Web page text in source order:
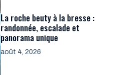
La roche beuty à la bresse :
randonnée, escalade et
panorama unique
août 4, 2026